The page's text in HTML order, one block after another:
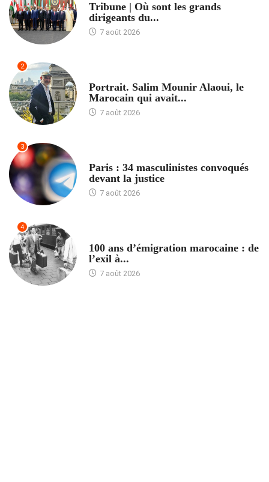
Tribune | Où sont les grands
dirigeants du...
7 août 2026
2
Portrait. Salim Mounir Alaoui, le
Marocain qui avait...
7 août 2026
3
Paris : 34 masculinistes convoqués
devant la justice
7 août 2026
4
100 ans d’émigration marocaine : de
l’exil à...
7 août 2026